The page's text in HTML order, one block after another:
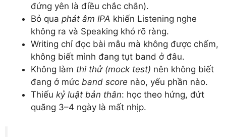
đứng yên là điều chắc chắn).
Bỏ qua phát âm IPA khiến Listening nghe
không ra và Speaking khó rõ ràng.
Writing chỉ đọc bài mẫu mà không được chấm,
không biết mình đang tụt band ở đâu.
Không làm thi thử (mock test) nên không biết
đang ở mức band score nào, yếu phần nào.
Thiếu kỷ luật bản thân: học theo hứng, đứt
quãng 3–4 ngày là mất nhịp.